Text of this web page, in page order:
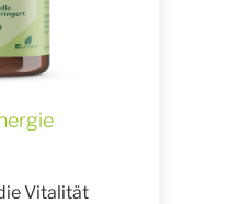
Vitalität